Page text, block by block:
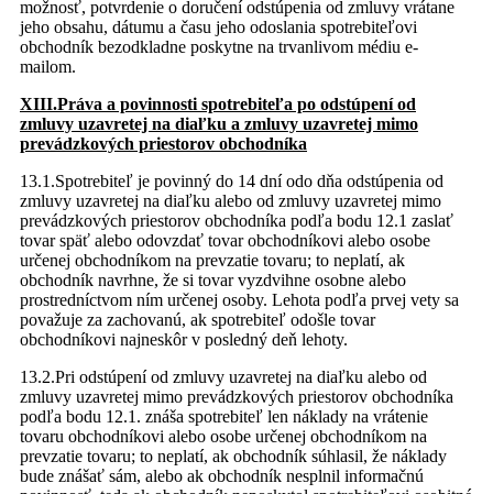
možnosť, potvrdenie o doručení odstúpenia od zmluvy vrátane
jeho obsahu, dátumu a času jeho odoslania spotrebiteľovi
obchodník bezodkladne poskytne na trvanlivom médiu e-
mailom.
XIII.Práva a povinnosti spotrebiteľa po odstúpení od
zmluvy uzavretej na diaľku a zmluvy uzavretej mimo
prevádzkových priestorov obchodníka
13.1.Spotrebiteľ je povinný do 14 dní odo dňa odstúpenia od
zmluvy uzavretej na diaľku alebo od zmluvy uzavretej mimo
prevádzkových priestorov obchodníka podľa bodu 12.1 zaslať
tovar späť alebo odovzdať tovar obchodníkovi alebo osobe
určenej obchodníkom na prevzatie tovaru; to neplatí, ak
obchodník navrhne, že si tovar vyzdvihne osobne alebo
prostredníctvom ním určenej osoby. Lehota podľa prvej vety sa
považuje za zachovanú, ak spotrebiteľ odošle tovar
obchodníkovi najneskôr v posledný deň lehoty.
13.2.Pri odstúpení od zmluvy uzavretej na diaľku alebo od
zmluvy uzavretej mimo prevádzkových priestorov obchodníka
podľa bodu 12.1. znáša spotrebiteľ len náklady na vrátenie
tovaru obchodníkovi alebo osobe určenej obchodníkom na
prevzatie tovaru; to neplatí, ak obchodník súhlasil, že náklady
bude znášať sám, alebo ak obchodník nesplnil informačnú